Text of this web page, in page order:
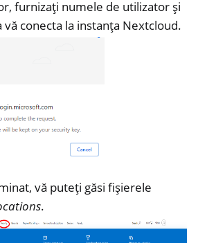
furnizați numele de utilizator și
conecta la instanța Nextcloud.
vă puteți găsi fișierele
.